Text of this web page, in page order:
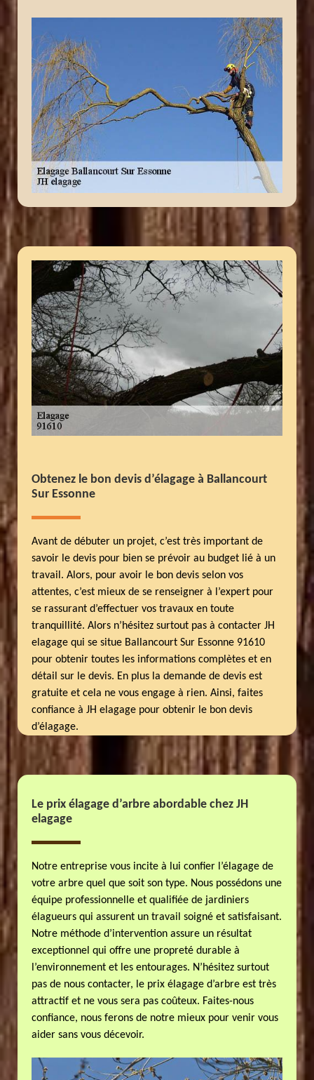
Obtenez le bon devis d’élagage à Ballancourt
Sur Essonne
Avant de débuter un projet, c’est très important de
savoir le devis pour bien se prévoir au budget lié à un
travail. Alors, pour avoir le bon devis selon vos
attentes, c’est mieux de se renseigner à l’expert pour
se rassurant d’effectuer vos travaux en toute
tranquillité. Alors n’hésitez surtout pas à contacter JH
elagage qui se situe Ballancourt Sur Essonne 91610
pour obtenir toutes les informations complètes et en
détail sur le devis. En plus la demande de devis est
gratuite et cela ne vous engage à rien. Ainsi, faites
confiance à JH elagage pour obtenir le bon devis
d’élagage.
Le prix élagage d’arbre abordable chez JH
elagage
Notre entreprise vous incite à lui confier l’élagage de
votre arbre quel que soit son type. Nous possédons une
équipe professionnelle et qualifiée de jardiniers
élagueurs qui assurent un travail soigné et satisfaisant.
Notre méthode d’intervention assure un résultat
exceptionnel qui offre une propreté durable à
l’environnement et les entourages. N’hésitez surtout
pas de nous contacter, le prix élagage d’arbre est très
attractif et ne vous sera pas coûteux. Faites-nous
confiance, nous ferons de notre mieux pour venir vous
aider sans vous décevoir.